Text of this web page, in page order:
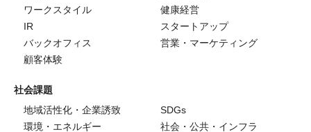
ワークスタイル
健康経営
IR
スタートアップ
バックオフィス
営業・マーケティング
顧客体験
社会課題
地域活性化・企業誘致
SDGs
環境・エネルギー
社会・公共・インフラ